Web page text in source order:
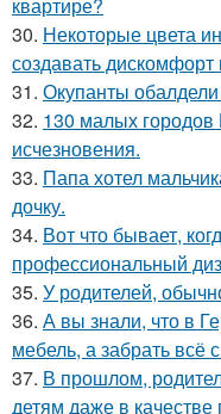
квартире?
30. Некоторые цвета
создавать
31. Окупанты
32. 130 малых городов
исчезновения.
33. Папа хотел
дочку.
34. Вот что бывает,
профессиональный
35. У родителей,
36. А вы знали, что в
мебель, а забрать всё
37. В прошлом,
детям даже в качестве